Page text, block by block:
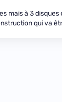
à 3 disques
qui va